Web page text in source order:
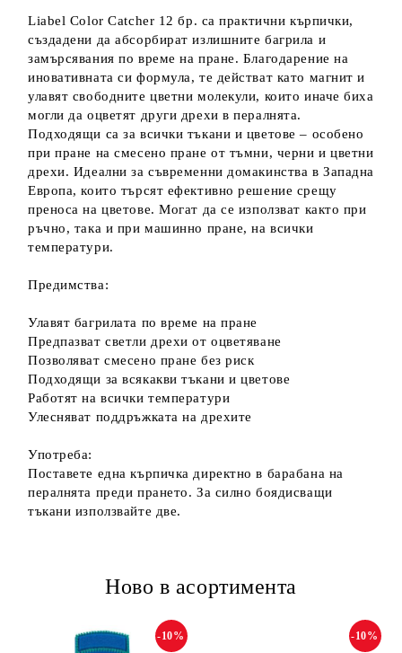
Liabel Color Catcher 12 бр. са практични кърпички,
създадени да абсорбират излишните багрила и
замърсявания по време на пране. Благодарение на
иновативната си формула, те действат като магнит и
улавят свободните цветни молекули, които иначе биха
могли да оцветят други дрехи в пералнята.
Подходящи са за всички тъкани и цветове – особено
при пране на смесено пране от тъмни, черни и цветни
дрехи. Идеални за съвременни домакинства в Западна
Европа, които търсят ефективно решение срещу
преноса на цветове. Могат да се използват както при
ръчно, така и при машинно пране, на всички
температури.
Предимства:
Улавят багрилата по време на пране
Предпазват светли дрехи от оцветяване
Позволяват смесено пране без риск
Подходящи за всякакви тъкани и цветове
Работят на всички температури
Улесняват поддръжката на дрехите
Употреба:
Поставете една кърпичка директно в барабана на
пералнята преди прането. За силно боядисващи
тъкани използвайте две.
Ново в асортимента
-10% -10%